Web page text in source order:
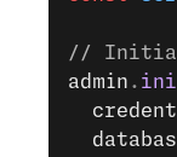
//
admin .